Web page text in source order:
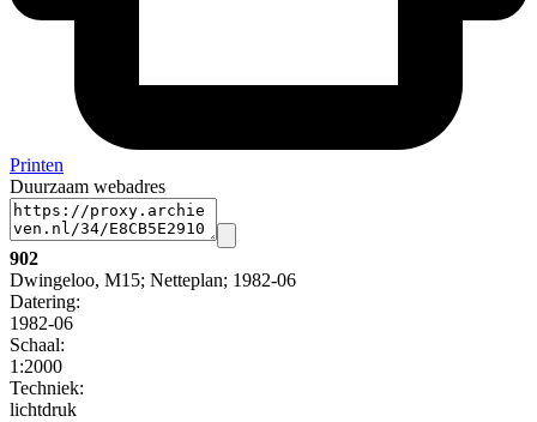
Printen
Duurzaam webadres
902
Dwingeloo, M15; Netteplan; 1982-06
Datering:
1982-06
Schaal:
1:2000
Techniek:
lichtdruk